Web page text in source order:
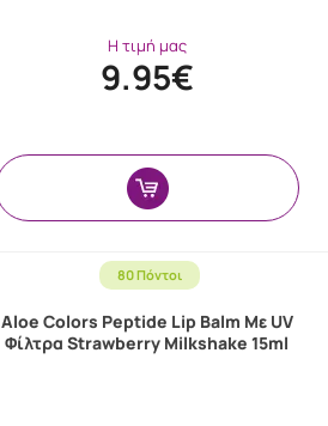
Η τιμή μας
9.95€
80 Πόντοι
Aloe Colors Peptide Lip Balm Με UV
Φίλτρα Strawberry Milkshake 15ml